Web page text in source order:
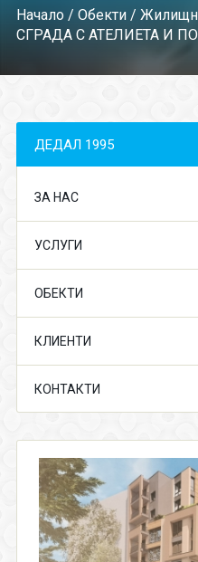
Начало/ Обекти/
СГРАДА С АТЕЛИЕТА И
ДЕДАЛ 1995
ЗА НАС
УСЛУГИ
ОБЕКТИ
КЛИЕНТИ
КОНТАКТИ